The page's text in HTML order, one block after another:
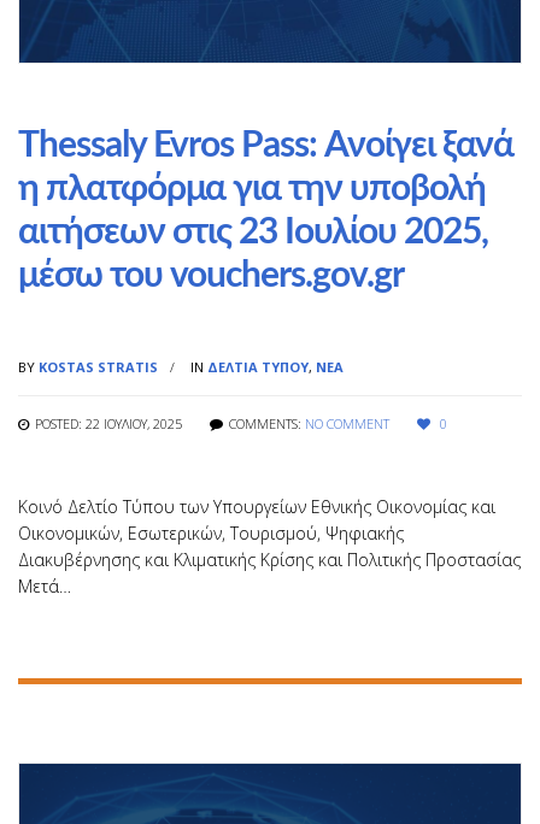
Thessaly Evros Pass: Ανοίγει ξανά
η πλατφόρμα για την υποβολή
αιτήσεων στις 23 Ιουλίου 2025,
μέσω του vouchers.gov.gr
BY KOSTAS STRATIS IN ΔΕΛΤΊΑ ΤΎΠΟΥ, ΝΈΑ
POSTED: 22 ΙΟΥΛΊΟΥ, 2025 COMMENTS: NO COMMENT 0
Κοινό Δελτίο Τύπου των Υπουργείων Εθνικής Οικονομίας και
Οικονομικών, Εσωτερικών, Τουρισμού, Ψηφιακής
Διακυβέρνησης και Κλιματικής Κρίσης και Πολιτικής Προστασίας
Μετά…